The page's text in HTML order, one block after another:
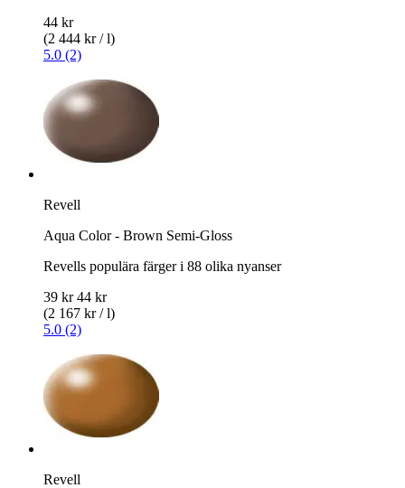
44 kr
(2 444 kr / l)
5.0 (2)
Revell
Aqua Color - Brown Semi-Gloss
Revells populära färger i 88 olika nyanser
39 kr 44 kr
(2 167 kr / l)
5.0 (2)
Revell